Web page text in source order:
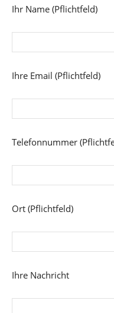
Ihr Name (Pflichtfeld)
Ihre Email (Pflichtfeld)
Telefonnummer
Ort (Pflichtfeld)
Ihre Nachricht